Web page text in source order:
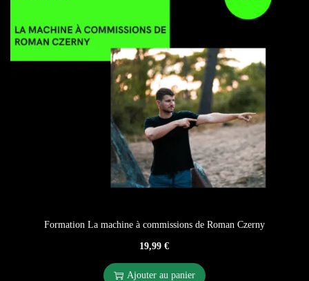
Formation La machine à commissions de Roman Czerny
19,99€
Ajouter au panier